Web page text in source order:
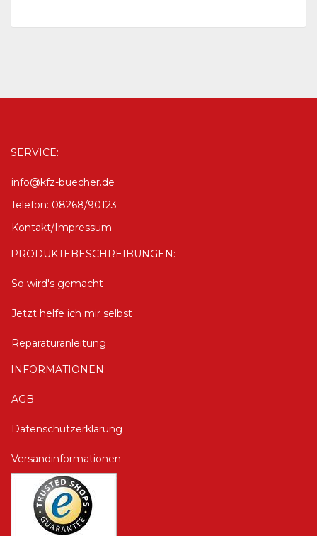
SERVICE:
info@kfz-buecher.de
Telefon: 08268/90123
Kontakt/Impressum
PRODUKTEBESCHREIBUNGEN:
So wird's gemacht
Jetzt helfe ich mir selbst
Reparaturanleitung
INFORMATIONEN:
AGB
Datenschutzerklärung
Versandinformationen